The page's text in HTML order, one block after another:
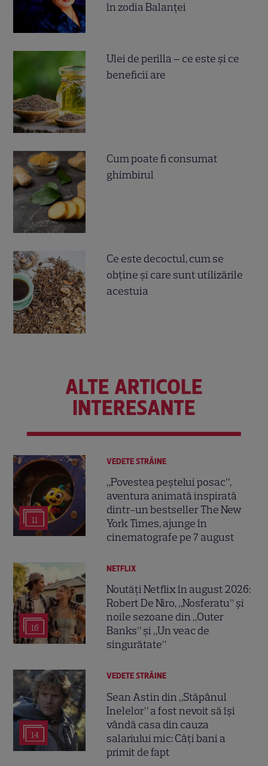
în zodia Balanței
Ulei de perilla – ce este și ce
beneficii are
Cum poate fi consumat
ghimbirul
Ce este decoctul, cum se
obţine şi care sunt utilizările
acestuia
ALTE ARTICOLE
INTERESANTE
11
VEDETE STRĂINE
„Povestea peștelui posac”,
aventura animată inspirată
dintr-un bestseller The New
York Times, ajunge în
cinematografe pe 7 august
16
NETFLIX
Noutăți Netflix în august 2026:
Robert De Niro, „Nosferatu” și
noile sezoane din „Outer
Banks” și „Un veac de
singurătate”
14
VEDETE STRĂINE
Sean Astin din „Stăpânul
Inelelor” a fost nevoit să își
vândă casa din cauza
salariului mic: Câți bani a
primit de fapt